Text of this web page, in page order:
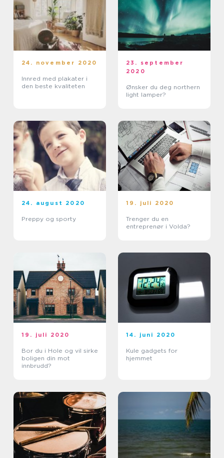
24. november 2020
Innred med plakater i
den beste kvaliteten
23. september
2020
Ønsker du deg northern
light lamper?
24. august 2020
Preppy og sporty
19. juli 2020
Trenger du en
entreprenør i Volda?
19. juli 2020
Bor du i Hole og vil sirke
boligen din mot
innbrudd?
14. juni 2020
Kule gadgets for
hjemmet